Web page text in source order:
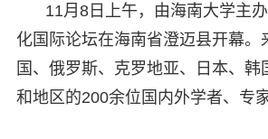
11月8日上午，由海南大学主
化国际论坛在海南省澄迈县开幕。
国、俄罗斯、克罗地亚、日本、韩
和地区的200余位国内外学者、专